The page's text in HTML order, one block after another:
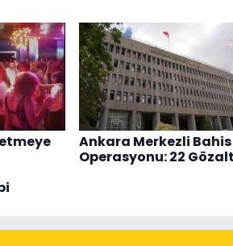
Ankara Merkezli Bahis
Operasyonu: 22